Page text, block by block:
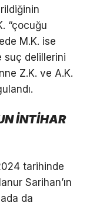
“çocuğu
M.K. ise
suç delillerini
Z.K. ve A.K.
İNTİHAR
tarihinde
Sarihan’ın
da